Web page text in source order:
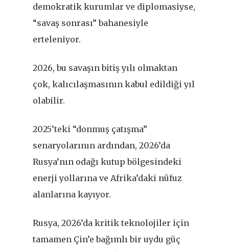
demokratik kurumlar ve diplomasiyse,
“savaş sonrası” bahanesiyle
erteleniyor.
2026, bu savaşın bitiş yılı olmaktan
çok, kalıcılaşmasının kabul edildiği yıl
olabilir.
2025’teki “donmuş çatışma”
senaryolarının ardından, 2026’da
Rusya’nın odağı kutup bölgesindeki
enerji yollarına ve Afrika’daki nüfuz
alanlarına kayıyor.
Rusya, 2026’da kritik teknolojiler için
tamamen Çin’e bağımlı bir uydu güç